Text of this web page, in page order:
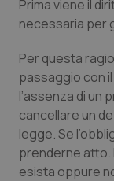
Rene &
Salute
Sangue &
Tiroide
Prima viene il
necessaria per
Per questa
passaggio con
l’assenza di un
cancellare un
legge. Se
prenderne atto.
esista oppure